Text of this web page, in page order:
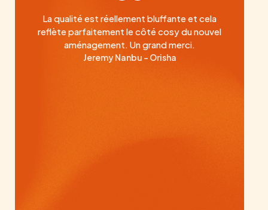
La qualité est réellement bluffante et cela
reflète parfaitement le côté cosy du nouvel
aménagement. Un grand merci.
Jeremy Nanbu - Orisha